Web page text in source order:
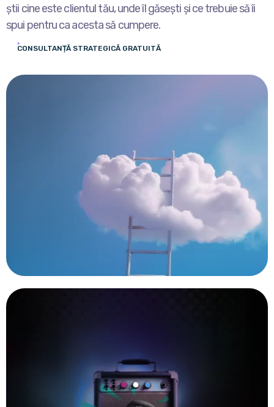
știi cine este clientul tău, unde îl găsești și ce trebuie să îi
spui pentru ca acesta să cumpere.
CONSULTANȚĂ STRATEGICĂ GRATUITĂ